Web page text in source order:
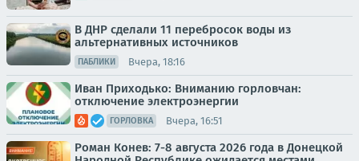
В ДНР сделали 11 перебросок воды из
альтернативных источников
ПАБЛИКИ Вчера, 18:16
Иван Приходько: Вниманию горловчан:
отключение электроэнергии
ГОРЛОВКА Вчера, 16:51
Роман Конев: 7-8 августа 2026 года в Донецкой